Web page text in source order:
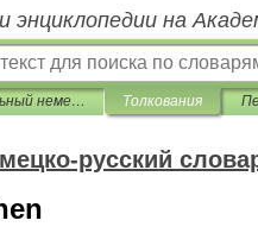
энциклопедии на
Универсальный немецко-русский словарь Толкования
русский